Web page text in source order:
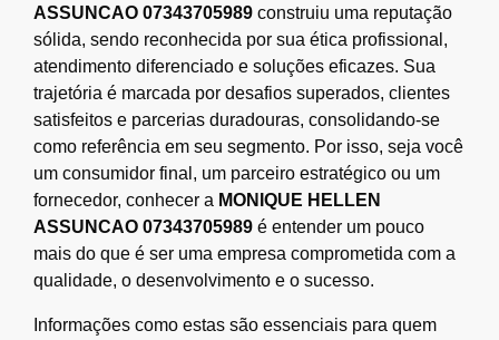
ASSUNCAO 07343705989 construiu uma reputação
sólida, sendo reconhecida por sua ética profissional,
atendimento diferenciado e soluções eficazes. Sua
trajetória é marcada por desafios superados, clientes
satisfeitos e parcerias duradouras, consolidando-se
como referência em seu segmento. Por isso, seja você
um consumidor final, um parceiro estratégico ou um
fornecedor, conhecer a MONIQUE HELLEN
ASSUNCAO 07343705989 é entender um pouco
mais do que é ser uma empresa comprometida com a
qualidade, o desenvolvimento e o sucesso.
Informações como estas são essenciais para quem